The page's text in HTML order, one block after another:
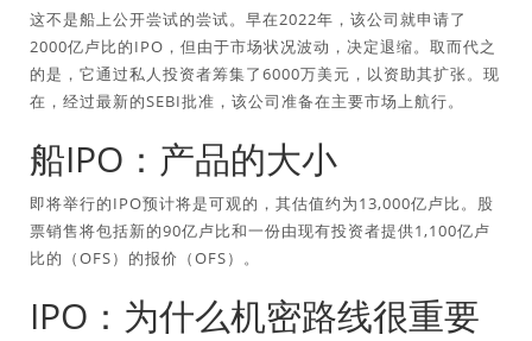
这不是船上公开尝试的尝试。早在2022年，该公司就申请了
2000亿卢比的IPO，但由于市场状况波动，决定退缩。取而代之
的是，它通过私人投资者筹集了6000万美元，以资助其扩张。现
在，经过最新的SEBI批准，该公司准备在主要市场上航行。
船IPO：产品的大小
即将举行的IPO预计将是可观的，其估值约为13,000亿卢比。股
票销售将包括新的90亿卢比和一份由现有投资者提供1,100亿卢
比的（OFS）的报价（OFS）。
IPO：为什么机密路线很重要